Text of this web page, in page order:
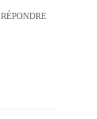
RÉPONDRE